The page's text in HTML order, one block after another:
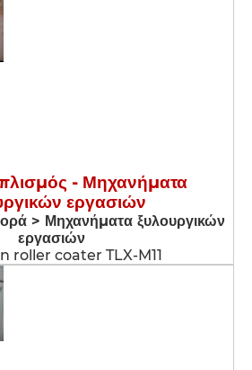
- Μηχανήματα
εργασιών
> Μηχανήματα ξυλουργικών
εργασιών
roller coater TLX-M11